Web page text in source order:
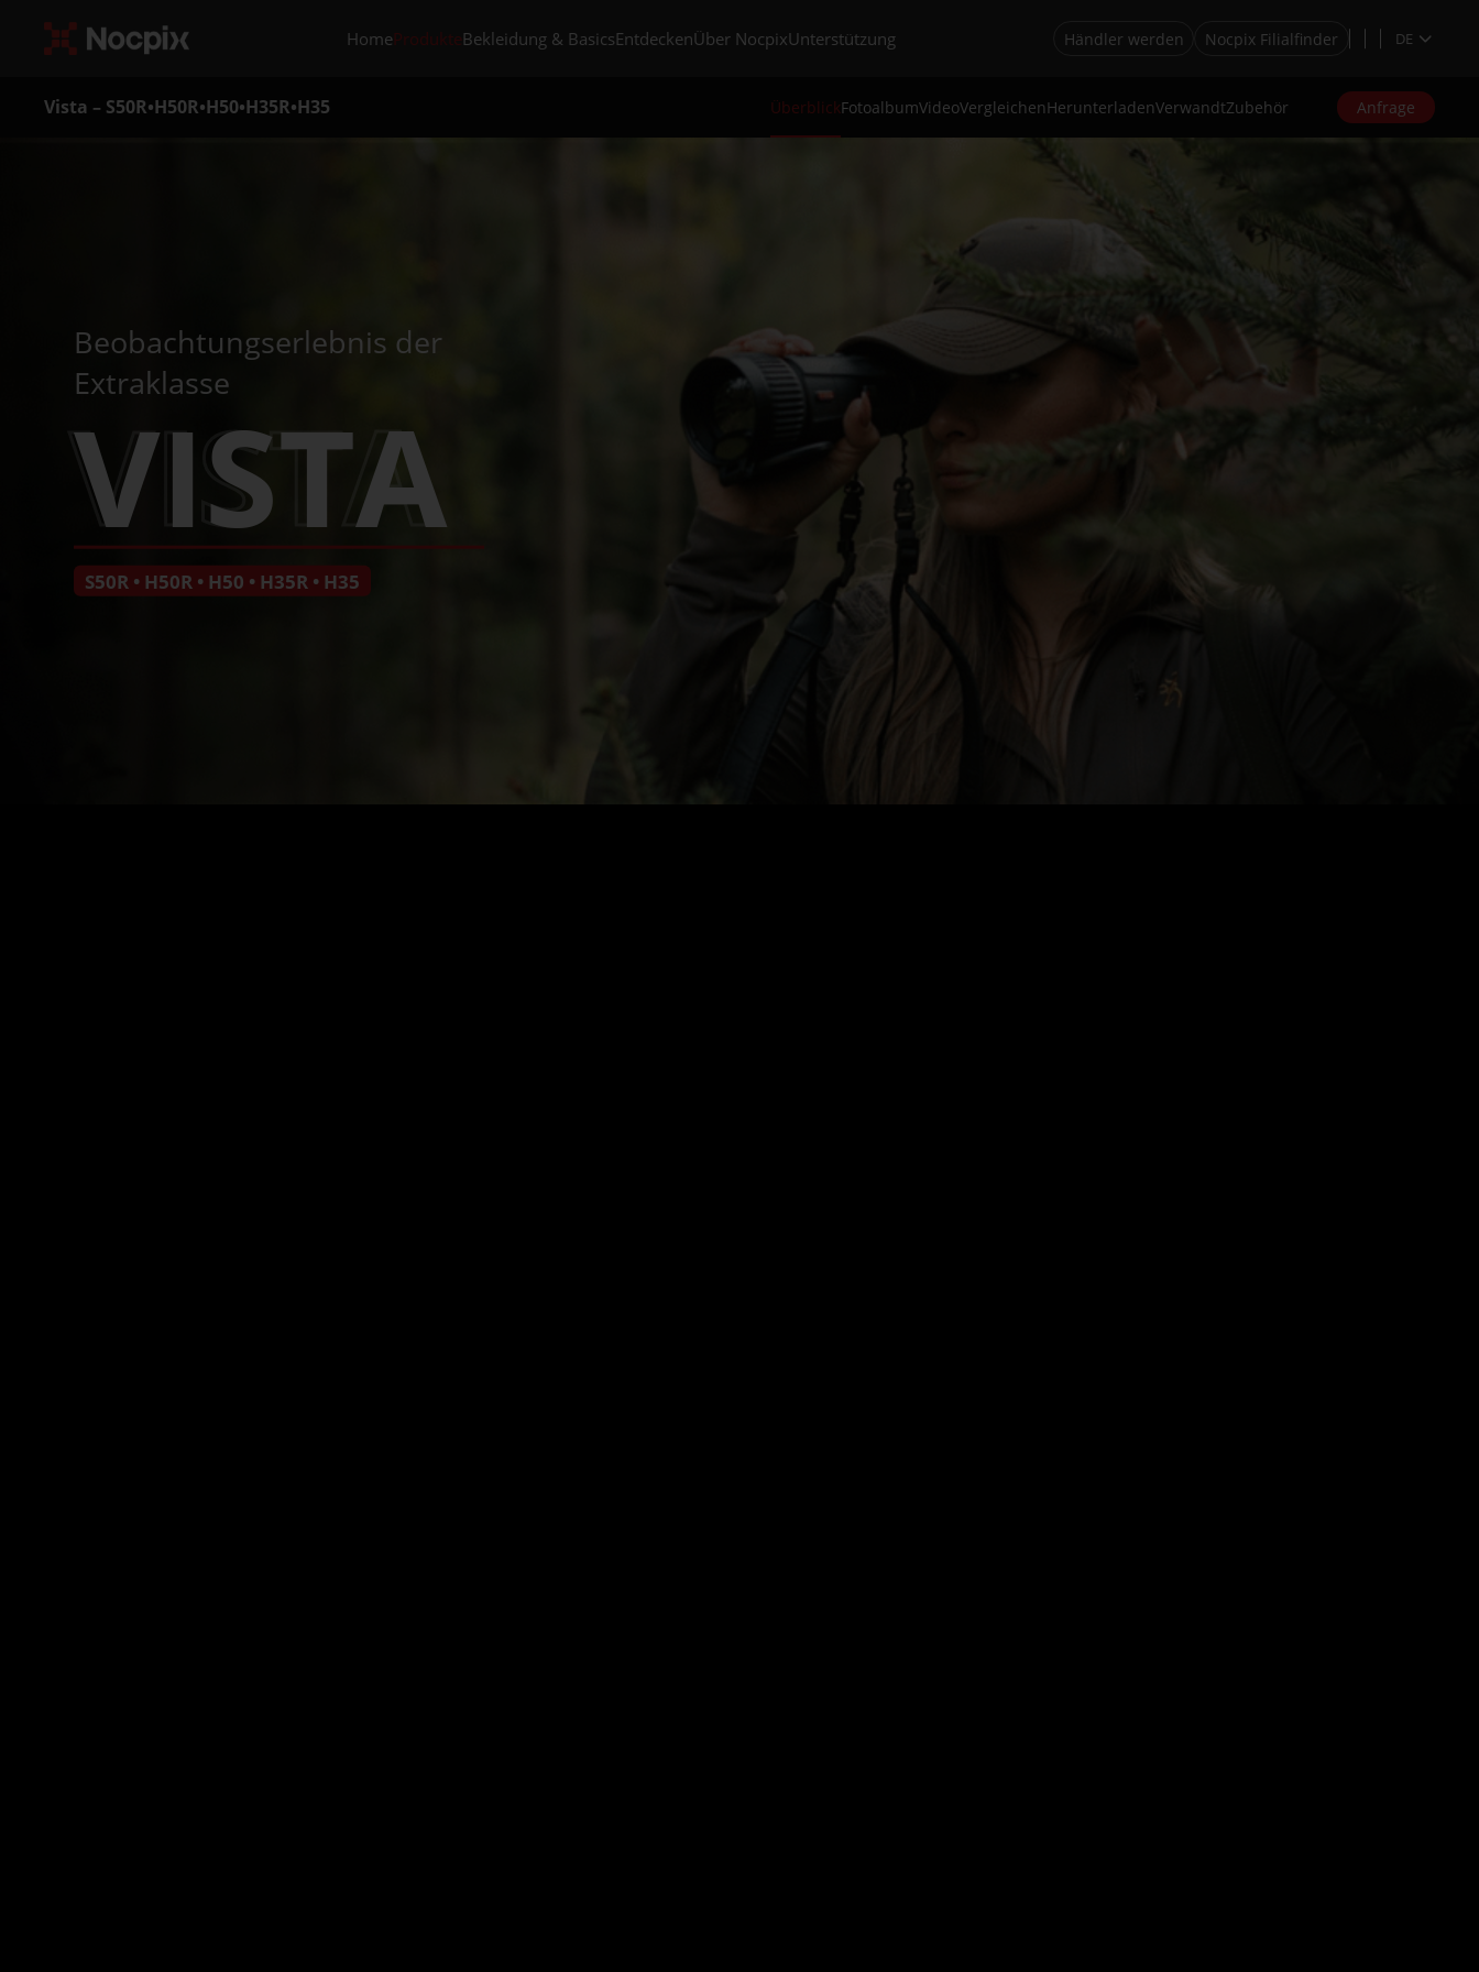
HomeProdukteBekleidung & BasicsEntdeckenÜber NocpixUnterstützung Händler werden Nocpix Filialfinder DE
Vista – S50R•H50R•H50•H35R•H35 ÜberblickFotoalbumVideoVergleichenHerunterladenVerwandtZubehör Anfrage
Beobachtungserlebnis der
Extraklasse
VISTA
VISTA
S50R • H50R • H50 • H35R • H35